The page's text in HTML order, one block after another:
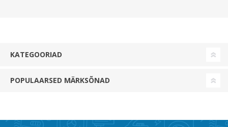
KATEGOORIAD
POPULAARSED MÄRKSÕNAD